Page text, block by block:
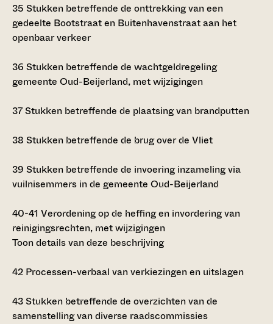
35 Stukken betreffende de onttrekking van een
gedeelte Bootstraat en Buitenhavenstraat aan het
openbaar verkeer
36 Stukken betreffende de wachtgeldregeling
gemeente Oud-Beijerland, met wijzigingen
37Stukken betreffende de plaatsing van brandputten
38 Stukken betreffende de brug over de Vliet
39 Stukken betreffende de invoering inzameling via
vuilnisemmers in de gemeente Oud-Beijerland
40-41 Verordening op de heffing en invordering van
reinigingsrechten, met wijzigingen
Toon details van deze beschrijving
42 Processen-verbaal van verkiezingen en uitslagen
43Stukken betreffende de overzichten van de
samenstelling van diverse raadscommissies